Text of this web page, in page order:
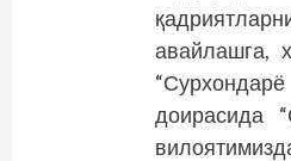
авайлашга,
доирасида